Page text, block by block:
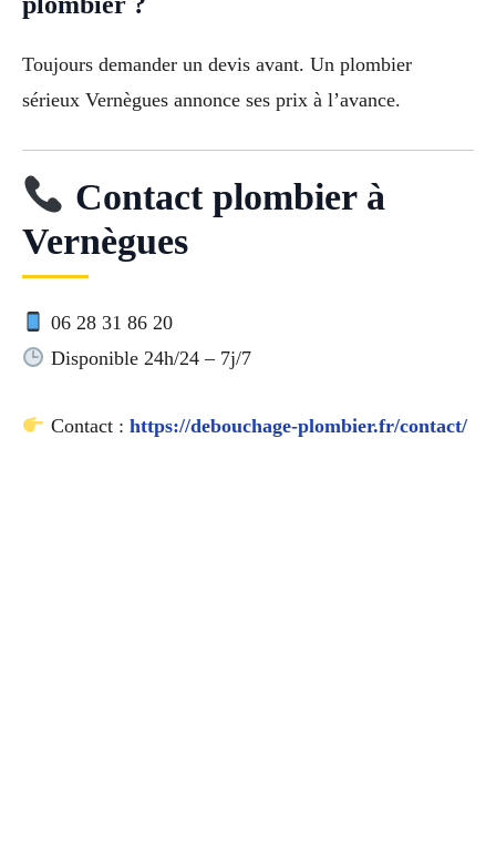
Toujours demander un devis avant. Un plombier
sérieux Vernègues annonce ses prix à l’avance.
Contact plombier à
Vernègues
06 28 31 86 20
Disponible 24h/24 – 7j/7
Contact : https://debouchage-plombier.fr/contact/